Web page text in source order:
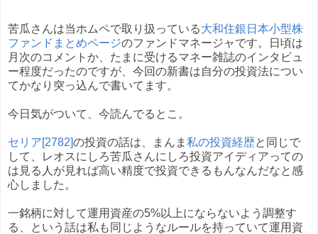
苦瓜さんは当ホムペで取り扱っている大和住銀日本小型株
ファンドまとめページのファンドマネージャです。日頃は
月次のコメントか、たまに受けるマネー雑誌のインタビュ
ー程度だったのですが、今回の新書は自分の投資法につい
てかなり突っ込んで書いてます。
今日気がついて、今読んでるとこ。
セリア[2782]の投資の話は、まんま 私の投資経歴と同じで
して、レオスにしろ苦瓜さんにしろ投資アイディアっての
は見る人が見れば高い精度で投資できるもんなんだなと感
心しました。
一銘柄に対して運用資産の5%以上にならないよう調整す
る、という話は私も同じようなルールを持っていて運用資